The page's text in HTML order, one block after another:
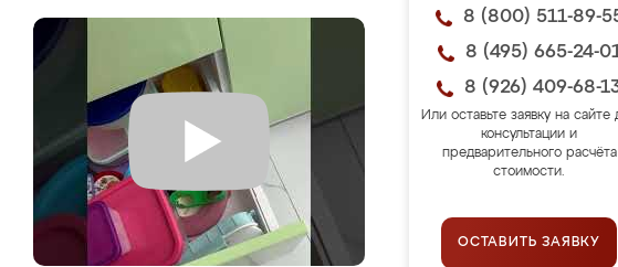
8 (800) 511-89-
8 (495) 665-24-
8 (926) 409-68-
Или оставьте заявку на сайте
консультации и
предварительного расчёта
стоимости.
ОСТАВИТЬ ЗАЯВКУ